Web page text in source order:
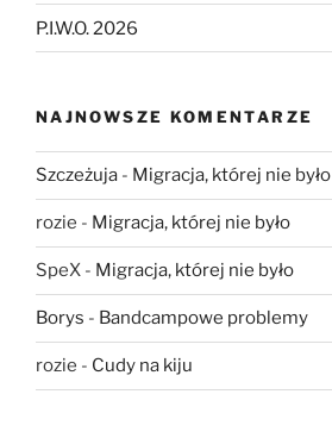
P.I.W.O. 2026
NAJNOWSZE KOMENTARZE
Szczeżuja - Migracja, której nie było
rozie - Migracja, której nie było
SpeX - Migracja, której nie było
Borys - Bandcampowe problemy
rozie - Cudy na kiju